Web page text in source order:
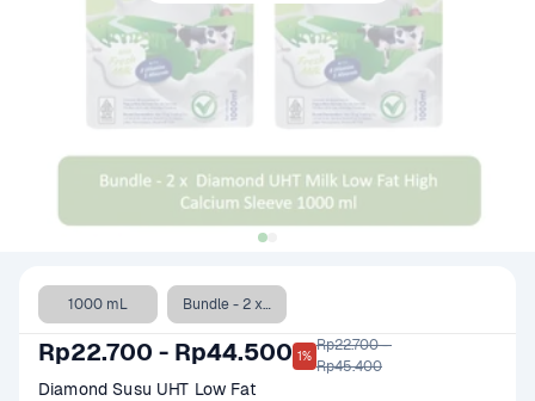
1000 mL Bundle - 2 x 1000 mL
Rp22.700 - Rp44.500 1%
Rp22.700 -
Rp45.400
Diamond Susu UHT Low Fat